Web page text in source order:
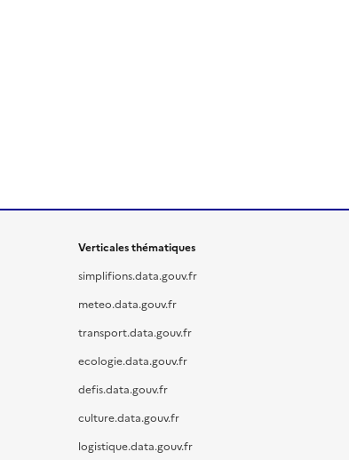
Verticales thématiques
simplifions.data.gouv.fr
meteo.data.gouv.fr
transport.data.gouv.fr
ecologie.data.gouv.fr
defis.data.gouv.fr
culture.data.gouv.fr
logistique.data.gouv.fr